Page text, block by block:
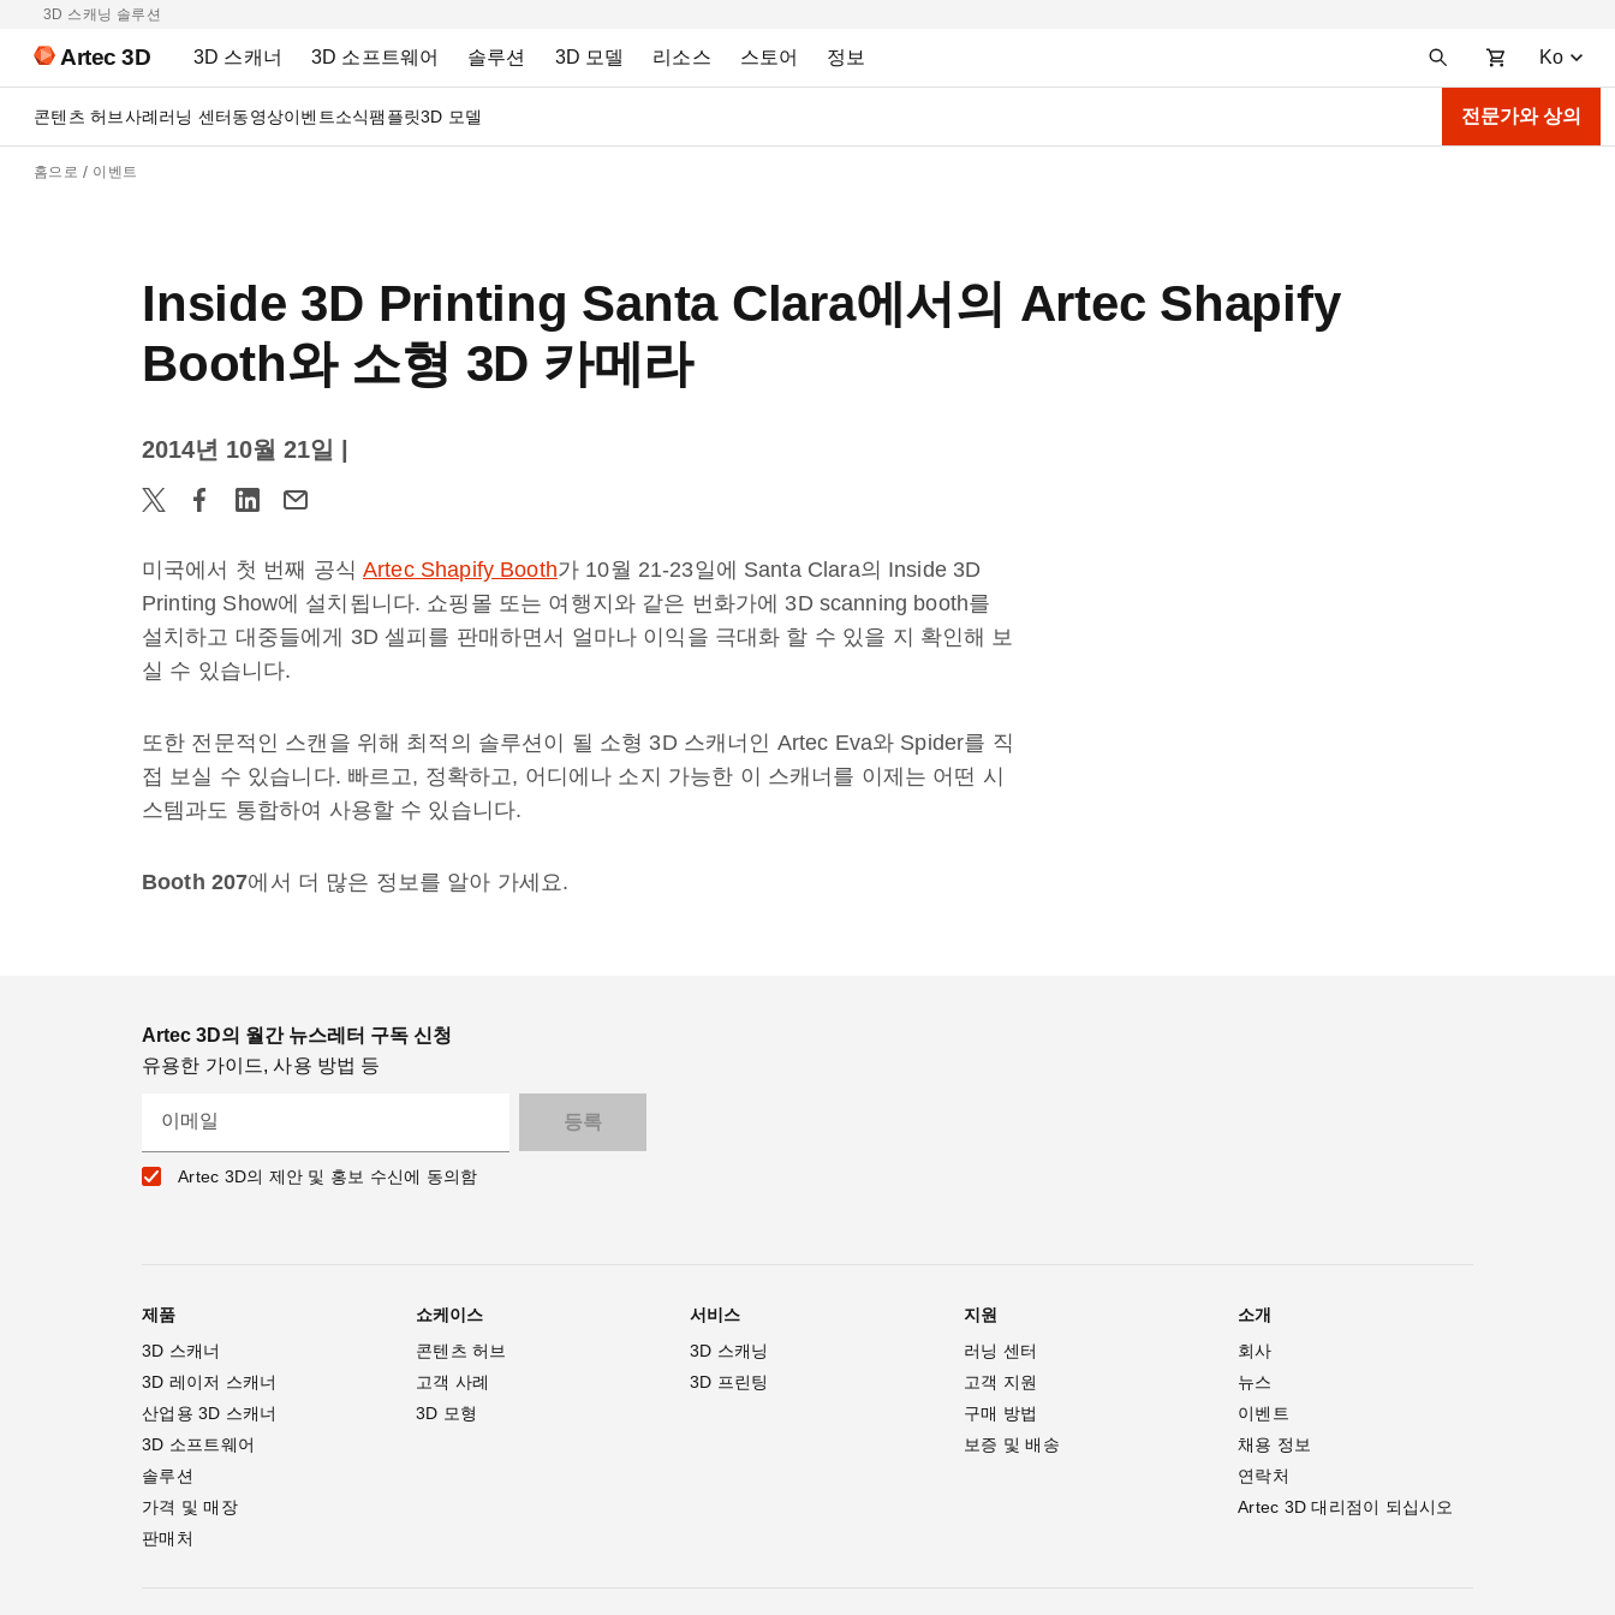
3D 스캐닝 솔루션
Artec 3D 3D 스캐너 3D 소프트웨어 솔루션 3D 모델 리소스 스토어 정보 Ko
콘텐츠 허브사례러닝 센터동영상이벤트소식팸플릿3D 모델 전문가와 상의
홈으로 이벤트
Inside 3D Printing Santa Clara에서의 Artec Shapify
Booth와 소형 3D 카메라
2014년 10월 21일
미국에서 첫 번째 공식 Artec Shapify Booth가 10월 21-23일 에 Santa Clara의 Inside 3D
Printing Show에 설치됩니다. 쇼핑몰 또는 여행지와 같은 번화가에 3D scanning booth를
설치하고 대중들에게 3D셀피를 판매하면서 얼마나 이익을 극대화 할 수 있을 지 확인해 보
실 수 있습니다.
또한 전문적인 스캔을 위해 최적의 솔루션이 될 소형 3D 스캐너인 Artec Eva와 Spider를 직
접 보실 수 있습니다. 빠르고, 정확하고, 어디에나 소지 가능한 이 스캐너를 이제는 어떤 시
스템과도 통합하여 사용할 수 있습니다.
Booth 207에서 더 많은 정보를 알아 가세요.
Artec 3D의 월간 뉴스레터 구독 신청
유용한 가이드, 사용 방법 등
이메일
Artec 3D의 제안 및 홍보 수신에 동의함
제품
3D 스캐너
3D 레이저 스캐너
산업용 3D 스캐너
3D 소프트웨어
솔루션
가격 및 매장
판매처
쇼케이스
콘텐츠 허브
고객 사례
3D 모형
서비스
3D 스캐닝
3D 프린팅
지원
러닝 센터
고객 지원
구매 방법
보증 및 배송
소개
회사
뉴스
이벤트
채용 정보
연락처
Artec 3D 대리점이 되십시오